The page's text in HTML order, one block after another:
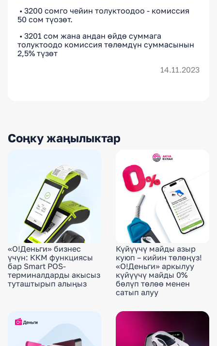
• 3200 сомго чейин толуктоодоо - комиссия
50 сом түозөт.
• 3201 сом жана андан өйдө суммага
толуктоодо комиссия төлөмдүн суммасынын
2,5% түзөт
14.11.2023
Соңку жаңылыктар
«О!Деньги» бизнес
үчүн: ККМ функциясы
бар Smart POS-
терминалдарды акысыз
туташтырып алыңыз
Күйүүчү майды азыр
куюп – кийин төлөңүз!
«О!Деньги» аркылуу
күйүүчү майды 0%
бөлүп төлөө менен
сатып алуу